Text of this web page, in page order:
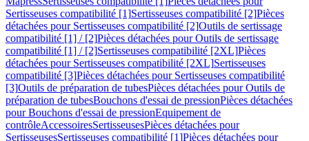
Sertisseuses compatibilité [1]Sertisseuses compatibilité [2]Pièces
détachées pour Sertisseuses compatibilité [2]Outils de sertissage
compatibilité [1] / [2]Pièces détachées pour Outils de sertissage
compatibilité [1] / [2]Sertisseuses compatibilité [2XL]Pièces
détachées pour Sertisseuses compatibilité [2XL]Sertisseuses
compatibilité [3]Pièces détachées pour Sertisseuses compatibilité
[3]Outils de préparation de tubesPièces détachées pour Outils de
préparation de tubesBouchons d'essai de pressionPièces détachées
pour Bouchons d'essai de pressionEquipement de
contrôleAccessoiresSertisseusesPièces détachées pour
SertisseusesSertisseuses compatibilité [1]Pièces détachées pour